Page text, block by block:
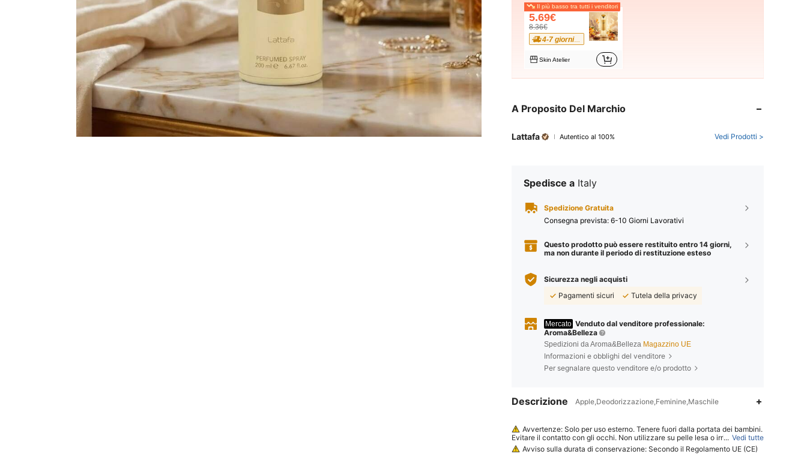
Il più basso tra tutti i venditori
5.69€
8.36€
4-7 giorni lavorativi
Skin Atelier
A Proposito Del Marchio
Lattafa Autentico al 100% Vedi Prodotti >
Spedisce a Italy
Spedizione Gratuita
Consegna prevista: 6-10 Giorni Lavorativi
Questo prodotto può essere restituito entro 14 giorni,
ma non durante il periodo di restituzione esteso
Sicurezza negli acquisti
Pagamenti sicuri
Tutela della privacy
Mercato Venduto dal venditore professionale:
Aroma&Belleza
Spedizioni da Aroma&Belleza Magazzino UE
Informazioni e obblighi del venditore
Per segnalare questo venditore e/o prodotto
Descrizione Apple,Deodorizzazione,Feminine,Maschile
Avvertenze: Solo per uso esterno. Tenere fuori dalla portata dei bambini.
Evitare il contatto con gli occhi. Non utilizzare su pelle lesa o irritata. Interro
mpere l'uso in caso di irritazione.
... Vedi tutte
Avviso sulla durata di conservazione: Secondo il Regolamento UE (CE)